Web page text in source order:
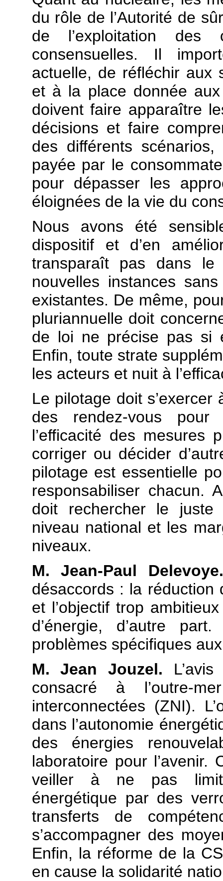
du rôle de l’Autorité de
de l’exploitation des
consensuelles. Il
actuelle, de réfléchir aux
et à la place donnée
doivent faire apparaître
décisions et faire
des différents
payée par le
pour dépasser les
éloignées de la vie du
Nous avons été
dispositif et d’en
transparaît pas dans
nouvelles instances
existantes. De même,
pluriannuelle doit
de loi ne précise pas si
Enfin, toute strate
les acteurs et nuit à
Le pilotage doit
des rendez-vous
l’efficacité des mesures
corriger ou décider
pilotage est essentielle
responsabiliser chacun.
doit rechercher le
niveau national et les
niveaux.
M. Jean-Paul Delevoye.
désaccords : la réduction
et l’objectif trop
d’énergie, d’autre
problèmes spécifiques
M. Jean Jouzel.
consacré à l’outre-
interconnectées (ZNI).
dans l’autonomie
des énergies
laboratoire pour l’avenir.
veiller à ne pas
énergétique par des
transferts de
s’accompagner des
Enfin, la réforme de la
en cause la solidarité